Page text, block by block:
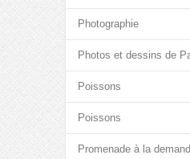
Photographie
Photos et dessins de
Poissons
Poissons
Promenade à la